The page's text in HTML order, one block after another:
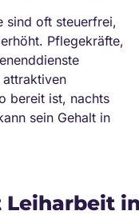
sind oft steuerfrei,
Pflegekräfte,
attraktiven
bereit ist, nachts
sein Gehalt in
Leiharbeit